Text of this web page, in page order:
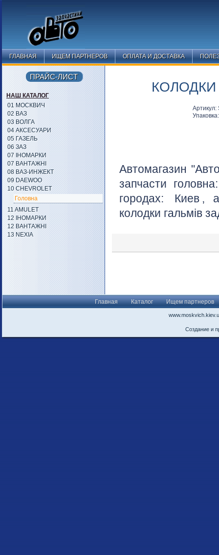
ГЛАВНАЯ ИЩЕМ ПАРТНЕРОВ ОПЛАТА И ДОСТАВКА
КОЛОДКИ
Автомагазин
запчасти
городах:
Киев , а
колодки гальмів
ПРАЙС-ЛИСТ
НАШ КАТАЛОГ
01 МОСКВИЧ
02 ВАЗ
03 ВОЛГА
04 АКСЕСУАРИ
05 ГАЗЕЛЬ
06 ЗАЗ
07 ІНОМАРКИ
07 ВАНТАЖНІ
08 ВАЗ-ИНЖЕКТ
09 DAEWOO
10 CHEVROLET
Головна
11 AMULET
12 ІНОМАРКИ
12 ВАНТАЖНІ
13 NEXIA
Главная Каталог Ищем партнеров
Создание и